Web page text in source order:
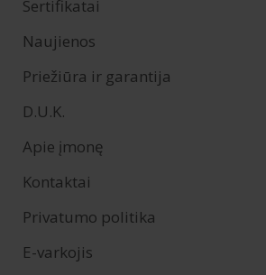
Sertifikatai
Naujienos
Priežiūra ir garantija
D.U.K.
Apie įmonę
Kontaktai
Privatumo politika
E-varkojis